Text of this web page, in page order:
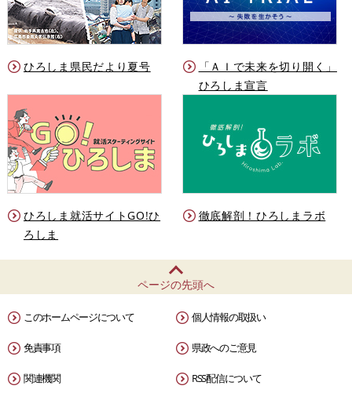
ひろしま県民だより夏号
「ＡＩで未来を切り開く」
ひろしま宣言
ひろしま就活サイトGO!ひ
ろしま
徹底解剖！ひろしまラボ
ページの先頭へ
このホームページについて 個人情報の取扱い
免責事項 県政へのご意見
関連機関 RSS配信について